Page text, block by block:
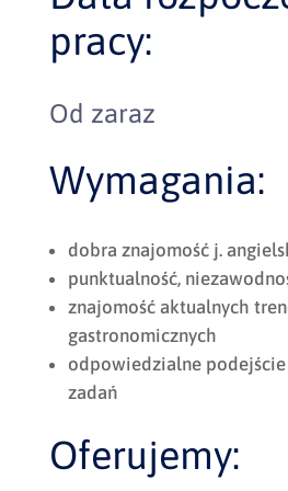
pracy:
Od zaraz
Wymagania:
dobra znajomość j.
punktualność,
znajomość aktualnych
gastronomicznych
odpowiedzialne
zadań
Oferujemy: